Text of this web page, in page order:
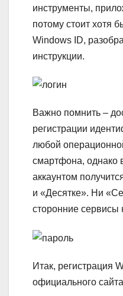
инструменты,
потому стоит хотя
Windows ID,
инструкции.
Важно помнить –
регистрации
любой
смартфона, однако
аккаунтом
и «Десятке». Ни
сторонние сервисы
Итак, регистрация
официального